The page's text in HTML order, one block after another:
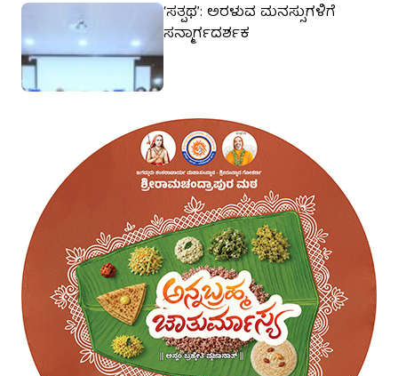
‘ಸತ್ಪಥ’: ಅರಳುವ ಮನಸ್ಸುಗಳಿಗೆ
ಸನ್ಮಾರ್ಗದರ್ಶಕ